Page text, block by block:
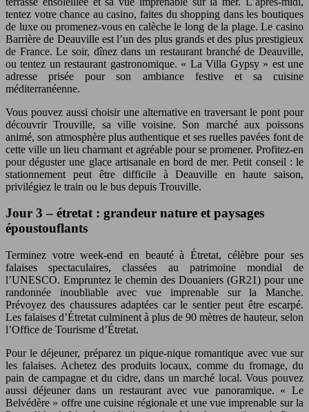
tentez votre chance au casino, faites du shopping dans les boutiques
de luxe ou promenez-vous en calèche le long de la plage. Le casino
Barrière de Deauville est l’un des plus grands et des plus prestigieux
de France. Le soir, dînez dans un restaurant branché de Deauville,
ou tentez un restaurant gastronomique. « La Villa Gypsy » est une
adresse prisée pour son ambiance festive et sa cuisine
méditerranéenne.
Vous pouvez aussi choisir une alternative en traversant le pont pour
découvrir Trouville, sa ville voisine. Son marché aux poissons
animé, son atmosphère plus authentique et ses ruelles pavées font de
cette ville un lieu charmant et agréable pour se promener. Profitez-en
pour déguster une glace artisanale en bord de mer. Petit conseil : le
stationnement peut être difficile à Deauville en haute saison,
privilégiez le train ou le bus depuis Trouville.
Jour 3 – étretat : grandeur nature et paysages
époustouflants
Terminez votre week-end en beauté à Étretat, célèbre pour ses
falaises spectaculaires, classées au patrimoine mondial de
l’UNESCO. Empruntez le chemin des Douaniers (GR21) pour une
randonnée inoubliable avec vue imprenable sur la Manche.
Prévoyez des chaussures adaptées car le sentier peut être escarpé.
Les falaises d’Étretat culminent à plus de 90 mètres de hauteur, selon
l’Office de Tourisme d’Étretat.
Pour le déjeuner, préparez un pique-nique romantique avec vue sur
les falaises. Achetez des produits locaux, comme du fromage, du
pain de campagne et du cidre, dans un marché local. Vous pouvez
aussi déjeuner dans un restaurant avec vue panoramique. « Le
Belvédère » offre une cuisine régionale et une vue imprenable sur la